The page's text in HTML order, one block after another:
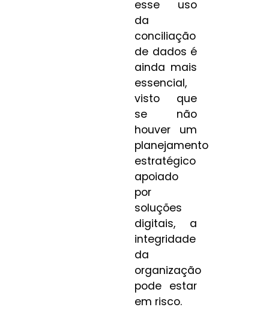
esse uso
da
conciliação
de dados é
ainda mais
essencial,
visto que
se não
houver um
planejamento
estratégico
apoiado
por
soluções
digitais, a
integridade
da
organização
pode estar
em risco.